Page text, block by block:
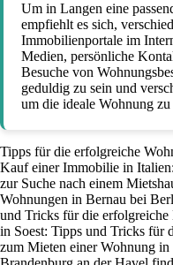
Um in Langen eine
empfiehlt es sich,
Immobilienportale im
Medien, persönliche
Besuche von
geduldig zu sein und
um die ideale Wohnung
Tipps für die erfolgreiche
Kauf einer Immobilie in
zur Suche nach einem
Wohnungen in Bernau bei
und Tricks für die
in Soest: Tipps und Tricks für
zum Mieten einer Wohnung